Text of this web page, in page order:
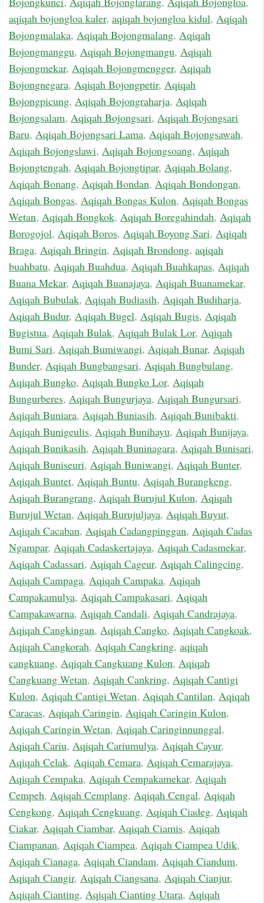
aqiqah bojongloa kaler, aqiqah bojongloa kidul, Aqiqah
Bojongmalaka, Aqiqah Bojongmalang, Aqiqah
Bojongmanggu, Aqiqah Bojongmangu, Aqiqah
Bojongmekar, Aqiqah Bojongmengger, Aqiqah
Bojongnegara, Aqiqah Bojongpetir, Aqiqah
Bojongpicung, Aqiqah Bojongraharja, Aqiqah
Bojongsalam, Aqiqah Bojongsari, Aqiqah Bojongsari
Baru, Aqiqah Bojongsari Lama, Aqiqah Bojongsawah,
Aqiqah Bojongslawi, Aqiqah Bojongsoang, Aqiqah
Bojongtengah, Aqiqah Bojongtipar, Aqiqah Bolang,
Aqiqah Bonang, Aqiqah Bondan, Aqiqah Bondongan,
Aqiqah Bongas, Aqiqah Bongas Kulon, Aqiqah Bongas
Wetan, Aqiqah Bongkok, Aqiqah Boregahindah, Aqiqah
Borogojol, Aqiqah Boros, Aqiqah Boyong Sari, Aqiqah
Braga, Aqiqah Bringin, Aqiqah Brondong, aqiqah
buahbatu, Aqiqah Buahdua, Aqiqah Buahkapas, Aqiqah
Buana Mekar, Aqiqah Buanajaya, Aqiqah Buanamekar,
Aqiqah Bubulak, Aqiqah Budiasih, Aqiqah Budiharja,
Aqiqah Budur, Aqiqah Bugel, Aqiqah Bugis, Aqiqah
Bugistua, Aqiqah Bulak, Aqiqah Bulak Lor, Aqiqah
Bumi Sari, Aqiqah Bumiwangi, Aqiqah Bunar, Aqiqah
Bunder, Aqiqah Bungbangsari, Aqiqah Bungbulang,
Aqiqah Bungko, Aqiqah Bungko Lor, Aqiqah
Bungurberes, Aqiqah Bungurjaya, Aqiqah Bungursari,
Aqiqah Buniara, Aqiqah Buniasih, Aqiqah Bunibakti,
Aqiqah Bunigeulis, Aqiqah Bunihayu, Aqiqah Bunijaya,
Aqiqah Bunikasih, Aqiqah Buninagara, Aqiqah Bunisari,
Aqiqah Buniseuri, Aqiqah Buniwangi, Aqiqah Bunter,
Aqiqah Buntet, Aqiqah Buntu, Aqiqah Burangkeng,
Aqiqah Burangrang, Aqiqah Burujul Kulon, Aqiqah
Burujul Wetan, Aqiqah Burujuljaya, Aqiqah Buyut,
Aqiqah Cacaban, Aqiqah Cadangpinggan, Aqiqah Cadas
Ngampar, Aqiqah Cadaskertajaya, Aqiqah Cadasmekar,
Aqiqah Cadassari, Aqiqah Cageur, Aqiqah Calingcing,
Aqiqah Campaga, Aqiqah Campaka, Aqiqah
Campakamulya, Aqiqah Campakasari, Aqiqah
Campakawarna, Aqiqah Candali, Aqiqah Candrajaya,
Aqiqah Cangkingan, Aqiqah Cangko, Aqiqah Cangkoak,
Aqiqah Cangkorah, Aqiqah Cangkring, aqiqah
cangkuang, Aqiqah Cangkuang Kulon, Aqiqah
Cangkuang Wetan, Aqiqah Cankring, Aqiqah Cantigi
Kulon, Aqiqah Cantigi Wetan, Aqiqah Cantilan, Aqiqah
Caracas, Aqiqah Caringin, Aqiqah Caringin Kulon,
Aqiqah Caringin Wetan, Aqiqah Caringinnunggal,
Aqiqah Cariu, Aqiqah Cariumulya, Aqiqah Cayur,
Aqiqah Celak, Aqiqah Cemara, Aqiqah Cemarajaya,
Aqiqah Cempaka, Aqiqah Cempakamekar, Aqiqah
Cempeh, Aqiqah Cemplang, Aqiqah Cengal, Aqiqah
Cengkong, Aqiqah Cengkuang, Aqiqah Ciadeg, Aqiqah
Ciakar, Aqiqah Ciambar, Aqiqah Ciamis, Aqiqah
Ciampanan, Aqiqah Ciampea, Aqiqah Ciampea Udik,
Aqiqah Cianaga, Aqiqah Ciandam, Aqiqah Ciandum,
Aqiqah Ciangir, Aqiqah Ciangsana, Aqiqah Cianjur,
Aqiqah Cianting, Aqiqah Cianting Utara, Aqiqah